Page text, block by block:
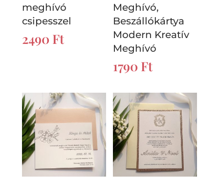
meghívó
csipesszel
2490 Ft
Meghívó,
Beszállókártya
Modern Kreatív
Meghívó
1790 Ft